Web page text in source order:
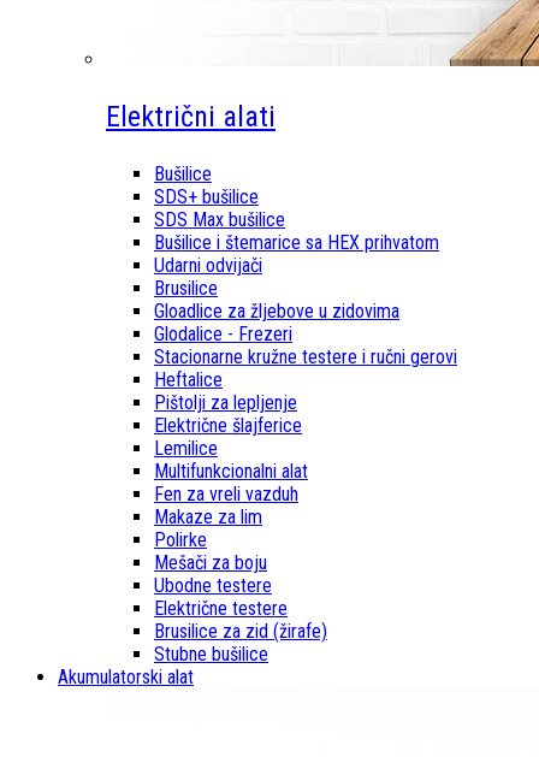
Električni alati
Bušilice
SDS+ bušilice
SDS Max bušilice
Bušilice i štemarice sa HEX prihvatom
Udarni odvijači
Brusilice
Gloadlice za žljebove u zidovima
Glodalice - Frezeri
Stacionarne kružne testere i ručni gerovi
Heftalice
Pištolji za lepljenje
Električne šlajferice
Lemilice
Multifunkcionalni alat
Fen za vreli vazduh
Makaze za lim
Polirke
Mešači za boju
Ubodne testere
Električne testere
Brusilice za zid (žirafe)
Stubne bušilice
Akumulatorski alat